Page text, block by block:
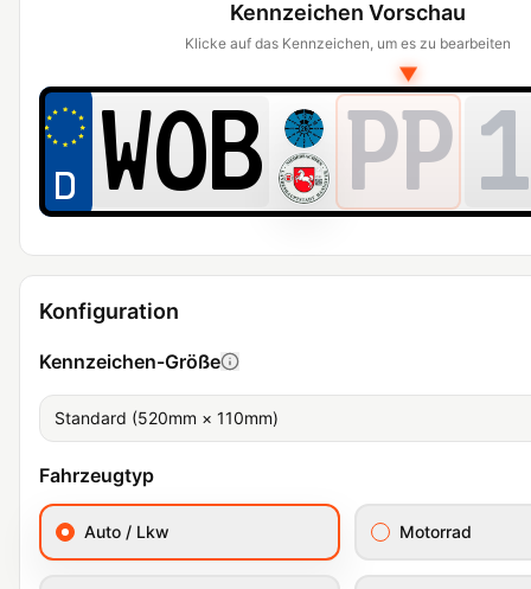
Konfiguration
Kennzeichen-Größe
Standard (520mm × 110mm)
Fahrzeugtyp
Auto / Lkw Motorrad
Kennzeichen Vorschau
Klicke auf das Kennzeichen, um es zu bearbeiten
▼
PP